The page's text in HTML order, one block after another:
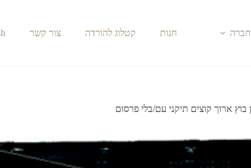
חנות קטלוג להורדה צור קשר
בוץ ארוך קוצים תיקני עם/בלי פרסום